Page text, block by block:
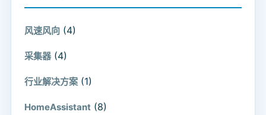
风速风向 (4)
采集器 (4)
行业解决方案 (1)
HomeAssistant (8)